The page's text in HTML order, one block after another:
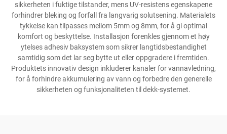
sikkerheten i fuktige tilstander, mens UV-resistens egenskapene
forhindrer bleking og forfall fra langvarig solutsening. Materialets
tykkelse kan tilpasses mellom 5mm og 8mm, for å gi optimal
komfort og beskyttelse. Installasjon forenkles gjennom et høy
ytelses adhesiv baksystem som sikrer langtidsbestandighet
samtidig som det lar seg bytte ut eller oppgradere i fremtiden.
Produktets innovativ design inkluderer kanaler for vannavledning,
for å forhindre akkumulering av vann og forbedre den generelle
sikkerheten og funksjonaliteten til dekk-systemet.